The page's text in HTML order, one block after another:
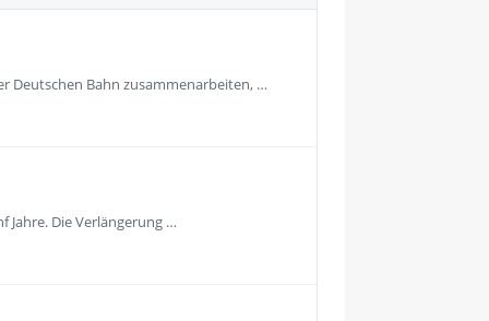
Deutschen Bahn zusammenarbeiten, …
Jahre. Die Verlängerung …